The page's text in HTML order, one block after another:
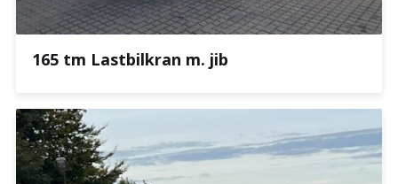
165 tm Lastbilkran m. jib